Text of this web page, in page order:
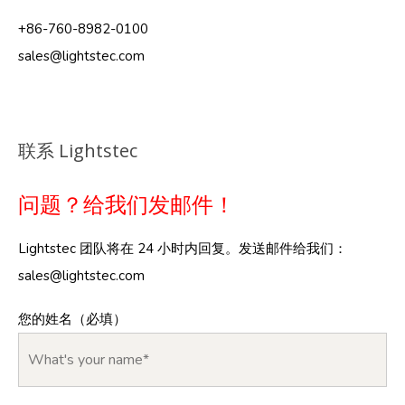
+86-760-8982-0100
sales@lightstec.com
联系 Lightstec
问题？给我们发邮件！
Lightstec 团队将在 24 小时内回复。发送邮件给我们：
sales@lightstec.com
您的姓名（必填）